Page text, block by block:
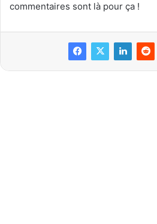
commentaires sont là pour ça !